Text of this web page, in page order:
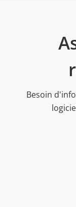
Besoin